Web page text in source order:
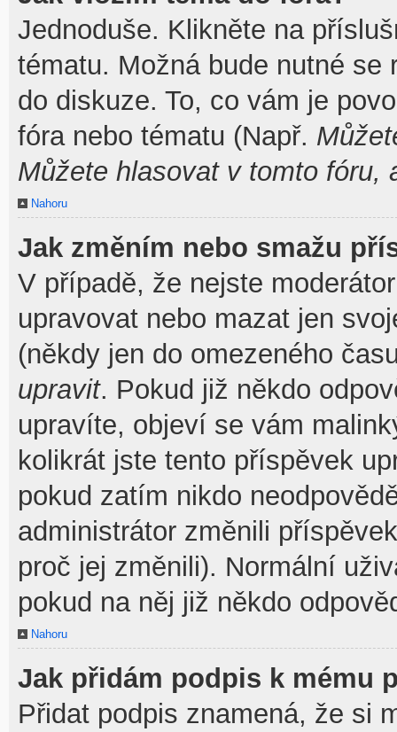
Jednoduše. Klikněte na
tématu. Možná bude nutné se
do diskuze. To, co vám je
fóra nebo tématu (Např.
Můžete hlasovat v tomto fóru,
Nahoru
Jak změním nebo smažu
V případě, že nejste
upravovat nebo mazat jen
(někdy jen do omezeného
upravit. Pokud již někdo
upravíte, objeví se vám
kolikrát jste tento příspěvek
pokud zatím nikdo
administrátor změnili
proč jej změnili). Normální
pokud na něj již někdo
Nahoru
Jak přidám podpis k mému
Přidat podpis znamená, že si